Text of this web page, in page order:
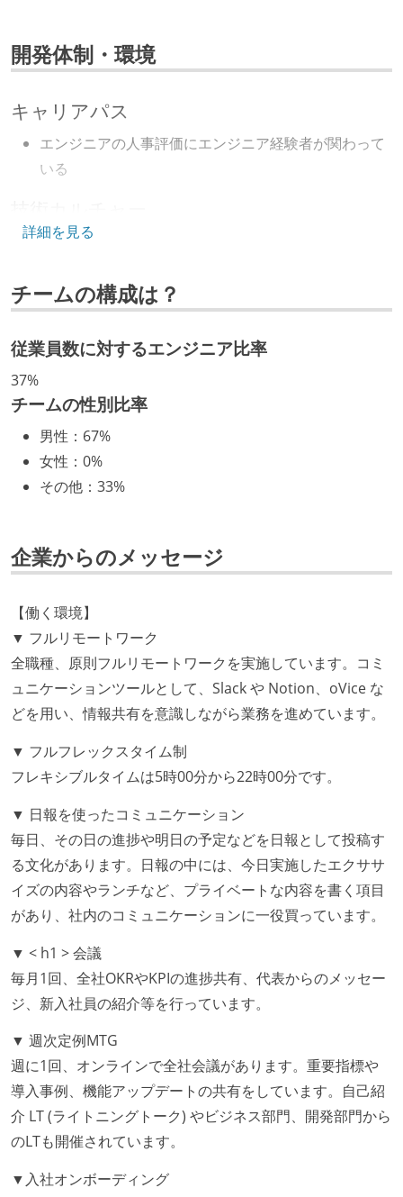
開発体制・環境
キャリアパス
エンジニアの人事評価にエンジニア経験者が関わって
いる
CTO またはそれに準じる、技術やワークフローの標準
取締役（社内）または執行役員として、エンジニアリ
ング部門の人間が経営に参加している
経営トップがエンジニア出身、または現役のエンジニ
開発メンバーの裁量
OS やエディタ、IDE といった個人の環境は、各自の責
任で好きなものを使うことができる
企画を決定する場に、実装を担当する開発メンバーが
となって行う
ながら、納期または盛り込む機能を柔軟に調整する形
で行う
コード品質向上のための取り組み
本番にデプロイされるコードには、全てコードレビュ
ーまたはペアプログラミングを実施している
「リファクタリングは随時行われるべき」という価値
観をメンバー全員が共有しており、日常的に実施して
いる
何らかのコーディング規約をチーム全体で遵守するよ
うにしている
提出されたコードには自動的にリグレッションテスト
が実行される環境が構築されている
コード品質評価ツールを導入して、メンバーが常に確
認できるようにしている
テストの実施度
ほとんどのプロダクトコードに単体テストを記述、実
施している
機能の実装と同時にテストコードを記述している
想定される複数環境での品質チェックを義務づけてい
る
アジャイル実践状況
詳細を見る
チームの構成は？
従業員数に対するエンジニア比率
37%
チームの性別比率
男性 ： 67%
女性 ： 0%
その他 ： 33%
企業からのメッセージ
【働く環境】
▼ フルリモートワーク
全職種、原則フルリモートワークを実施しています。コミ
ュニケーションツールとして、Slack や Notion、oVice な
どを用い、情報共有を意識しながら業務を進めています。
▼ フルフレックスタイム制
フレキシブルタイムは5時00分から22時00分です。
▼ 日報を使ったコミュニケーション
毎日、その日の進捗や明日の予定などを日報として投稿す
る文化があります。日報の中には、今日実施したエクササ
イズの内容やランチなど、プライベートな内容を書く項目
があり、社内のコミュニケーションに一役買っています。
▼ < h1 > 会議
毎月1回、全社OKRやKPIの進捗共有、代表からのメッセー
ジ、新入社員の紹介等を行っています。
▼ 週次定例MTG
週に1回、オンラインで全社会議があります。重要指標や
導入事例、機能アップデートの共有をしています。自己紹
介 LT (ライトニングトーク) やビジネス部門、開発部門から
のLTも開催されています。
▼入社オンボーディング